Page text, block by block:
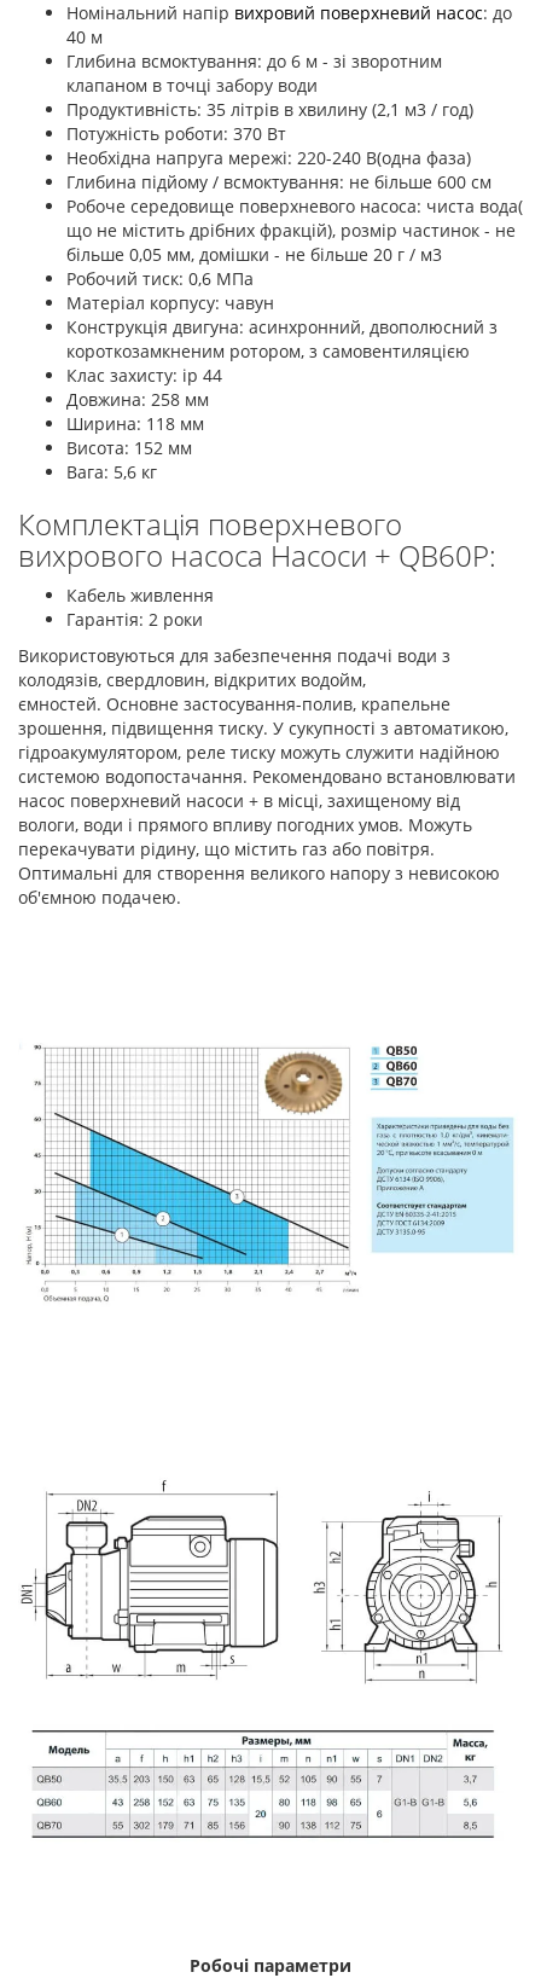
Номінальний напір вихровий поверхневий насос: до
40 м
Глибина всмоктування: до 6 м - зі зворотним
клапаном в точці забору води
Продуктивність: 35 літрів в хвилину (2,1 м3 / год)
Потужність роботи: 370 Вт
Необхідна напруга мережі: 220-240 В(одна фаза)
Глибина підйому / всмоктування: не більше 600 см
Робоче середовище поверхневого насоса: чиста вода(
що не містить дрібних фракцій), розмір частинок - не
більше 0,05 мм, домішки - не більше 20 г / м3
Робочий тиск: 0,6 МПа
Матеріал корпусу: чавун
Конструкція двигуна: асинхронний, двополюсний з
короткозамкненим ротором, з самовентиляцією
Клас захисту: ip 44
Довжина: 258 мм
Ширина: 118 мм
Висота: 152 мм
Вага: 5,6 кг
Комплектація поверхневого
вихрового насоса Насоси + QB60P:
Кабель живлення
Гарантія: 2 роки
Використовуються для забезпечення подачі води з
колодязів, свердловин, відкритих водойм,
ємностей. Основне застосування-полив, крапельне
зрошення, підвищення тиску. У сукупності з автоматикою,
гідроакумулятором, реле тиску можуть служити надійною
системою водопостачання. Рекомендовано встановлювати
насос поверхневий насоси + в місці, захищеному від
вологи, води і прямого впливу погодних умов. Можуть
перекачувати рідину, що містить газ або повітря.
Оптимальні для створення великого напору з невисокою
об'ємною подачею.
Робочі параметри